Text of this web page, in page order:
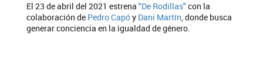
El 23 de abril del 2021 estrena "De Rodillas" con la
colaboración de Pedro Capóy Dani Martín, donde busca
generar conciencia en la igualdad de género.